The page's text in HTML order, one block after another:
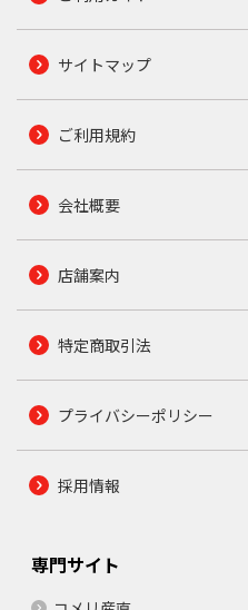
サイトマップ
ご利用規約
会社概要
店舗案内
特定商取引法
プライバシーポリシー
採用情報
専門サイト